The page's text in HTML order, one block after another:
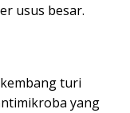
usus besar.
turi
yang